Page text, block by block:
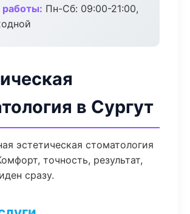
Пн-Сб: 09:00-21:00,
в Сургут
эстетическая стоматология
точность, результат,
сразу.